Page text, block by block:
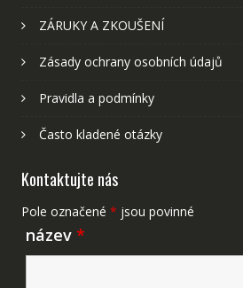
ZÁRUKY A ZKOUŠENÍ
Zásady ochrany osobních údajů
Pravidla a podmínky
Často kladené otázky
Kontaktujte nás
Pole označené * jsou povinné
název *